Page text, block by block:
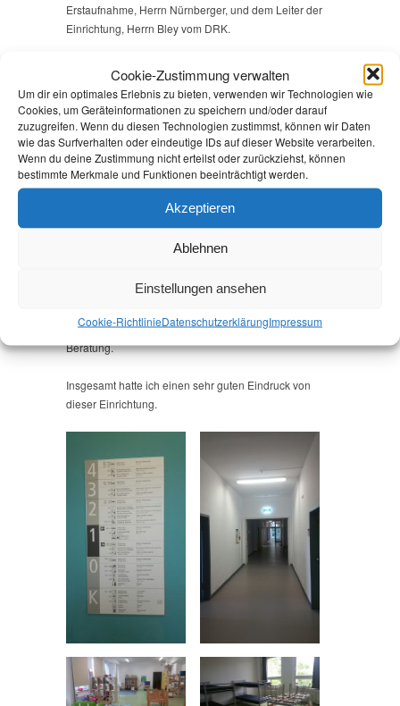
Cookie-Zustimmung verwalten
Um dir ein optimales Erlebnis zu bieten, verwenden wir Technologien wie
Cookies, um Geräteinformationen zu speichern und/oder darauf
zuzugreifen. Wenn du diesen Technologien zustimmst, können wir Daten
wie das Surfverhalten oder eindeutige IDs auf dieser Website verarbeiten.
Wenn du deine Zustimmung nicht erteilst oder zurückziehst, können
bestimmte Merkmale und Funktionen beeinträchtigt werden.
Akzeptieren
Ablehnen
Einstellungen ansehen
Cookie-RichtlinieDatenschutz­erklärungImpressum
Erstaufnahme, Herrn Nürnberger, und dem Leiter der
Einrichtung, Herrn Bley vom DRK.
und grundlegend saniert. Die Außenstelle hat 280
Plätze, aktuell sind hier 94 Geflüchtete, vornehmlich
aus der Russischen Förderation, darunter 52 Kinder
untergebracht. Wie in allen Einrichtungen der
Erstaufnahme gibt es eine Kinderbetreuung und
Schulräume für den Deutschunterricht der Kinder,
einen Gebetsraum. Die Einrichtung ist insgesamt
hell und die Außenanlagen sind kindgerecht inkl.
der Hausbetreuung auch Fachpersonal für die soziale
Beratung.
Insgesamt hatte ich einen sehr guten Eindruck von
dieser Einrichtung.